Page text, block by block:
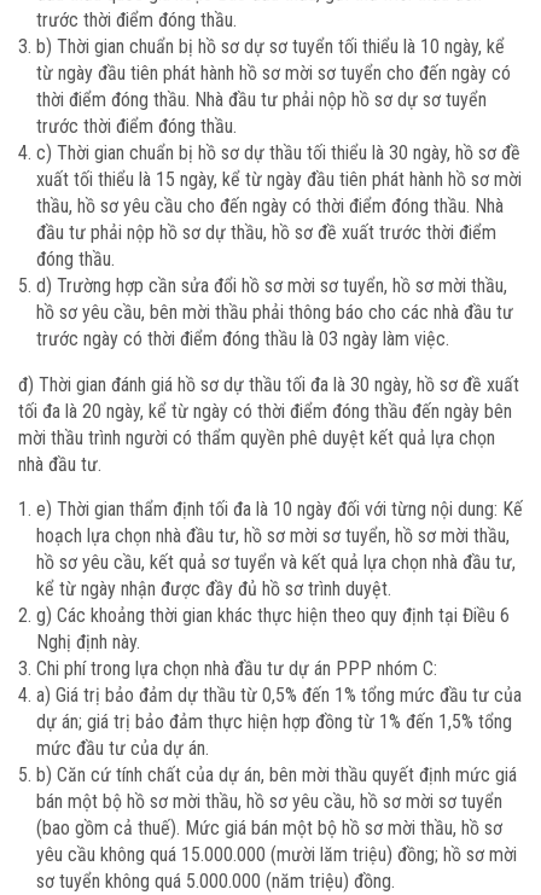
trước thời điểm đóng thầu.
b) Thời gian chuẩn bị hồ sơ dự sơ tuyển tối thiểu là 10 ngày, kể
từ ngày đầu tiên phát hành hồ sơ mời sơ tuyển cho đến ngày có
thời điểm đóng thầu. Nhà đầu tư phải nộp hồ sơ dự sơ tuyển
trước thời điểm đóng thầu.
c) Thời gian chuẩn bị hồ sơ dự thầu tối thiểu là 30 ngày, hồ sơ đề
xuất tối thiểu là 15 ngày, kể từ ngày đầu tiên phát hành hồ sơ mời
thầu, hồ sơ yêu cầu cho đến ngày có thời điểm đóng thầu. Nhà
đầu tư phải nộp hồ sơ dự thầu, hồ sơ đề xuất trước thời điểm
đóng thầu.
d) Trường hợp cần sửa đổi hồ sơ mời sơ tuyển, hồ sơ mời thầu,
hồ sơ yêu cầu, bên mời thầu phải thông báo cho các nhà đầu tư
trước ngày có thời điểm đóng thầu là 03 ngày làm việc.
đ) Thời gian đánh giá hồ sơ dự thầu tối đa là 30 ngày, hồ sơ đề xuất
tối đa là 20 ngày, kể từ ngày có thời điểm đóng thầu đến ngày bên
mời thầu trình người có thẩm quyền phê duyệt kết quả lựa chọn
nhà đầu tư.
e) Thời gian thẩm định tối đa là 10 ngày đối với từng nội dung: Kế
hoạch lựa chọn nhà đầu tư, hồ sơ mời sơ tuyển, hồ sơ mời thầu,
hồ sơ yêu cầu, kết quả sơ tuyển và kết quả lựa chọn nhà đầu tư,
kể từ ngày nhận được đầy đủ hồ sơ trình duyệt.
g) Các khoảng thời gian khác thực hiện theo quy định tại Điều 6
Nghị định này.
Chi phí trong lựa chọn nhà đầu tư dự án PPP nhóm C:
a) Giá trị bảo đảm dự thầu từ 0,5% đến 1% tổng mức đầu tư của
dự án; giá trị bảo đảm thực hiện hợp đồng từ 1% đến 1,5% tổng
mức đầu tư của dự án.
b) Căn cứ tính chất của dự án, bên mời thầu quyết định mức giá
bán một bộ hồ sơ mời thầu, hồ sơ yêu cầu, hồ sơ mời sơ tuyển
(bao gồm cả thuế). Mức giá bán một bộ hồ sơ mời thầu, hồ sơ
yêu cầu không quá 15.000.000 (mười lăm triệu) đồng; hồ sơ mời
sơ tuyển không quá 5.000.000 (năm triệu) đồng.